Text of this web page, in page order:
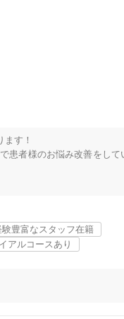
経験豊富なスタッフ在籍
す！
患者様のお悩み改善をして
験豊富なスタッフ在籍
アルコースあり